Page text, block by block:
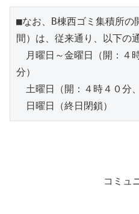
■なお、B棟西ゴミ集積所の
間）は、従来通り、以下の
月曜日～金曜日（開：４
分）
土曜日（開：４時４０分
日曜日（終日閉鎖）
コミュ